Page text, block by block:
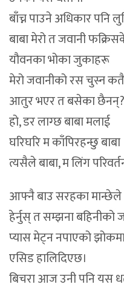
बाँच्न पाउने अधिकार पनि
बाबा मेरो त जवानी
यौवनका भोका जुकाहरू
मेरो जवानीको रस चुस्न कतै
आतुर भएर त बसेका छैनन्?
हो, डर लाग्छ बाबा मलाई
घरिघरि म काँपिरहन्छु बाबा
त्यसैले बाबा, म लिंग
आफ्नै बाउ सरहका मान्छेले
हेर्नुस् त सम्झना बहिनीको
प्यास मेट्न नपाएको
एसिड हालिदिएछ।
बिचरा आज उनी पनि यस